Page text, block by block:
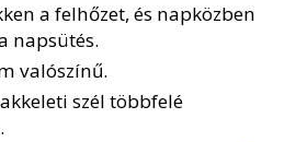
a felhőzet, és napközben
napsütés.
valószínű.
szél többfelé